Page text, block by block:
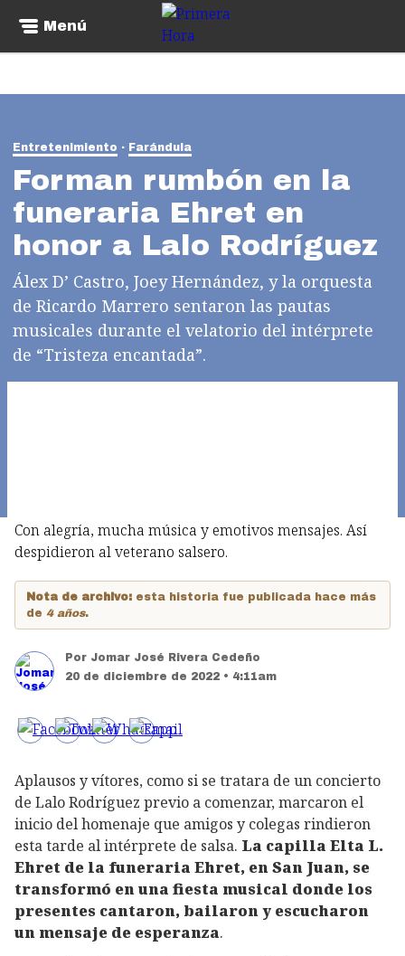
Menú
Entretenimiento Farándula
Forman rumbón en la
funeraria Ehret en
honor a Lalo Rodríguez
Álex D’ Castro, Joey Hernández, y la orquesta
de Ricardo Marrero sentaron las pautas
musicales durante el velatorio del intérprete
de “Tristeza encantada”.
Con alegría, mucha música y emotivos mensajes. Así
despidieron al veterano salsero.
Nota de archivo: esta historia fue publicada hace más
de 4 años.
Por Jomar José Rivera Cedeño
20 de diciembre de 2022 • 4:11am
Aplausos y vítores, como si se tratara de un concierto
de Lalo Rodríguez previo a comenzar, marcaron el
inicio del homenaje que amigos y colegas rindieron
esta tarde al intérprete de salsa. La capilla Elta L.
Ehret de la funeraria Ehret, en San Juan, se
transformó en una fiesta musical donde los
presentes cantaron, bailaron y escucharon
un mensaje de esperanza.